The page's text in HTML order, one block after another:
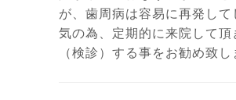
が、歯周病は容易に再発して
気の為、定期的に来院して頂
（検診）する事をお勧め致し